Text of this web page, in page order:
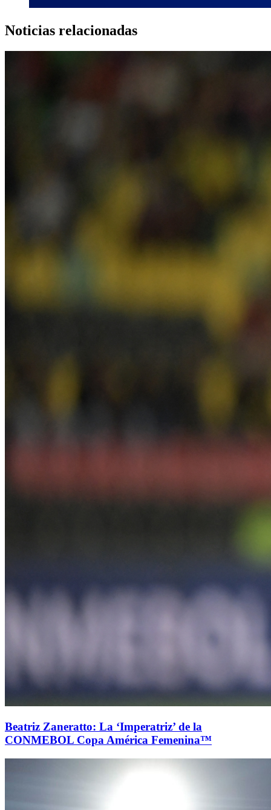
Noticias relacionadas
Beatriz Zaneratto: La ‘Imperatriz’ de la
CONMEBOL Copa América Femenina™